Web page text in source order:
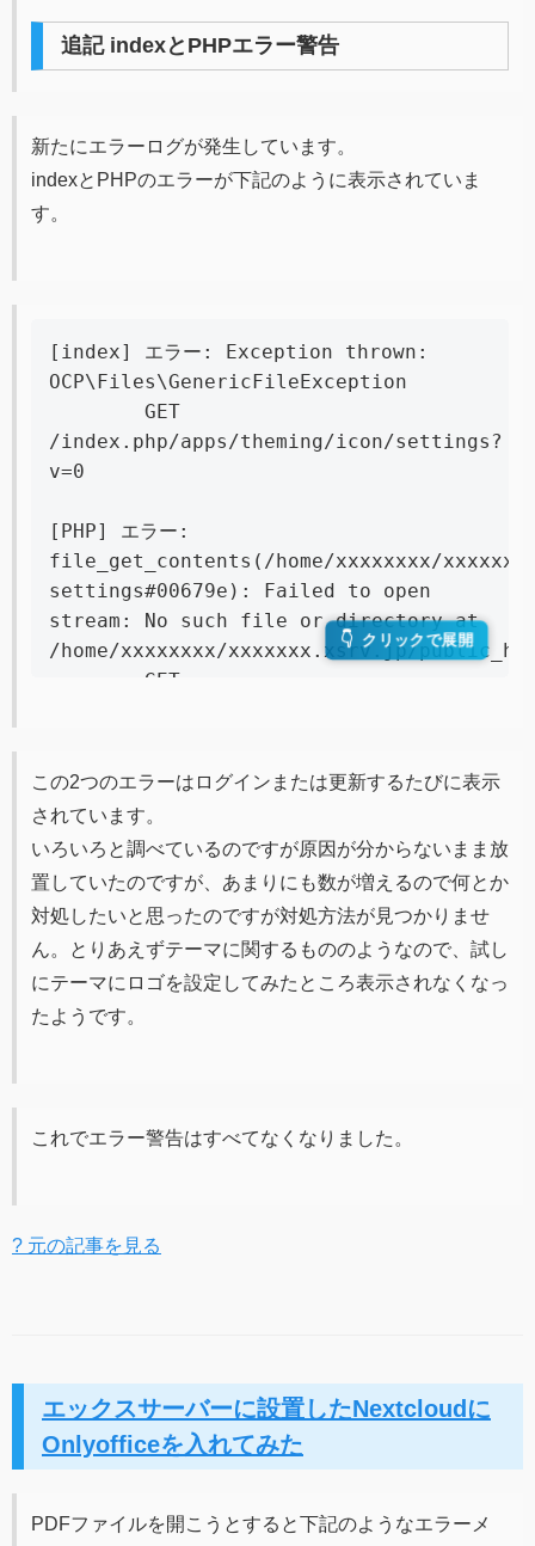
追記 indexとPHPエラー警告
新たにエラーログが発生しています。
indexとPHPのエラーが下記のように表示されていま
す。
[index] エラー: Exception thrown:
OCP\Files\GenericFileException
/index.php/apps/theming/icon/settings?
v=0
[PHP] エラー:
file_get_contents(/home/xxxxxxxx/
settings#00679e): Failed to open
stream: No such file or directory at
/home/xxxxxxxx/xxxxxxx.xsrv.jp/
この2つのエラーはログインまたは更新するたびに表示
されています。
いろいろと調べているのですが原因が分からないまま放
置していたのですが、あまりにも数が増えるので何とか
対処したいと思ったのですが対処方法が見つかりませ
ん。とりあえずテーマに関するもののようなので、試し
にテーマにロゴを設定してみたところ表示されなくなっ
たようです。
これでエラー警告はすべてなくなりました。
? 元の記事を見る
エックスサーバーに設置したNextcloudに
Onlyofficeを入れてみた
PDFファイルを開こうとすると下記のようなエラーメ